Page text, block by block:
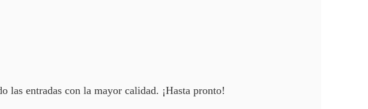
las entradas con la mayor calidad. ¡Hasta pronto!